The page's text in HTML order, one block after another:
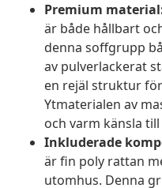
Premium
är både hållbart
denna soffgrupp
av pulverlackerat
en rejäl struktur
Ytmaterialen av
och varm känsla
Inkluderade
är fin poly rattan
utomhus. Denna